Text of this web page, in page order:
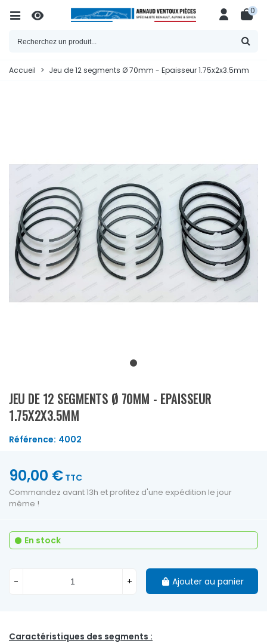
0
Accueil > Jeu de 12 segments Ø 70mm - Epaisseur 1.75x2x3.5mm
JEU DE 12 SEGMENTS Ø 70MM - EPAISSEUR
1.75X2X3.5MM
Référence: 4002
Caractéristiques des segments :
90,00 € TTC
Commandez avant 13h et profitez d'une expédition le jour
même !
En stock
- + Ajouter au panier